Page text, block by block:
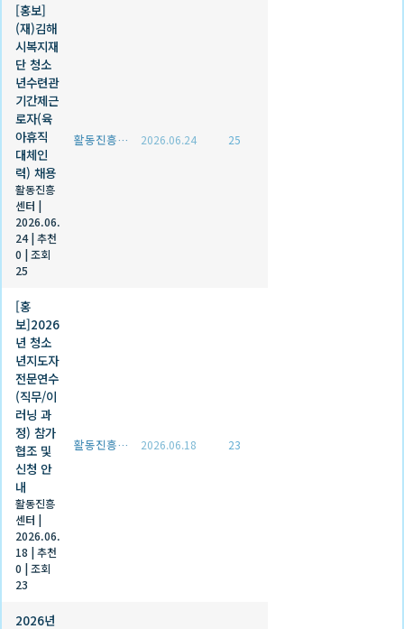
[홍보]
(재)김해
시복지재
단 청소
년수련관
기간제근
로자(육
아휴직
대체인
력) 채용
활동진흥
센터 |
2026.06.
24 |추천
0 |조회
25
활동진흥센터 2026.06.24 25
[홍
보]2026
년 청소
년지도자
전문연수
(직무/이
러닝 과
정) 참가
협조 및
신청 안
내
활동진흥
센터 |
2026.06.
18 |추천
0 |조회
23
활동진흥센터 2026.06.18 23
2026년